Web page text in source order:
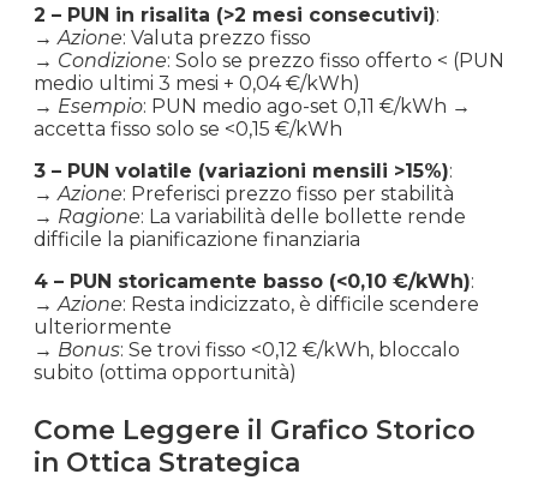
Marzo
2019
€ 0.053 € 52.88 -8.3%
Febbraio
2019
€ 0.058 € 57.67 -14.8%
Gennaio
2019
€ 0.068 € 67.65 +3.8%
Dicembre
2018
€ 0.065 € 65.15 -2.1%
Novembre
€ 0.067
Ottobre
€ 0.074
2 – PUN in risalita (>2 mesi consecutivi):
→Azione: Valuta prezzo fisso
→ Condizione: Solo se prezzo fisso offerto < (PUN
medio ultimi 3 mesi + 0,04 €/kWh)
→ Esempio: PUN medio ago-set 0,11 €/kWh →
accetta fisso solo se <0,15 €/kWh
3 – PUN volatile (variazioni mensili >15%):
→Azione: Preferisci prezzo fisso per stabilità
→ Ragione: La variabilità delle bollette rende
difficile la pianificazione finanziaria
4 – PUN storicamente basso (<0,10 €/kWh):
→Azione: Resta indicizzato, è difficile scendere
ulteriormente
→ Bonus: Se trovi fisso <0,12 €/kWh, bloccalo
subito (ottima opportunità)
Come Leggere il Grafico Storico
in Ottica Strategica